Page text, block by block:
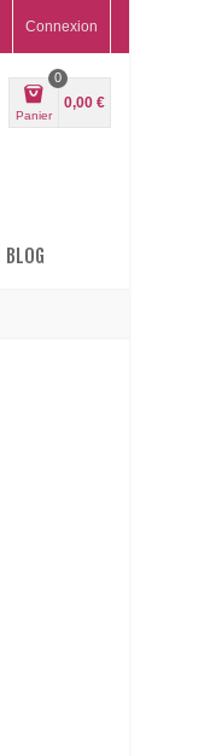
Connexion
Panier
0
0,00 €
BLOG